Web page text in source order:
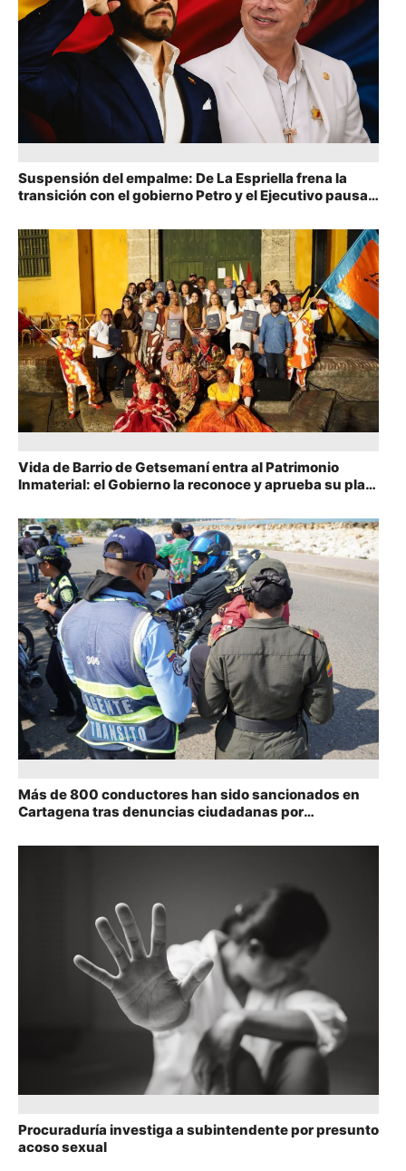
Suspensión del empalme: De La Espriella frena la
transición con el gobierno Petro y el Ejecutivo pausa
Vida de Barrio de Getsemaní entra al Patrimonio
Inmaterial: el Gobierno la reconoce y aprueba su plan
Más de 800 conductores han sido sancionados en
Cartagena tras denuncias ciudadanas por
Procuraduría investiga a subintendente por presunto
acoso sexual